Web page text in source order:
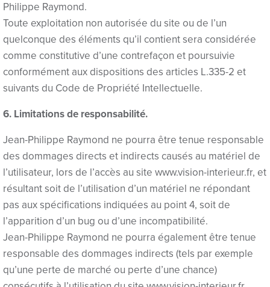
panel
panel
panel
panel
panel
panel
panel
panel
panel
panel
Philippe Raymond.
Toute exploitation non autorisée du site ou de l’un
quelconque des éléments qu’il contient sera considérée
comme constitutive d’une contrefaçon et poursuivie
conformément aux dispositions des articles L.335-2 et
suivants du Code de Propriété Intellectuelle.
6. Limitations de responsabilité.
Jean-Philippe Raymond ne pourra être tenue responsable
des dommages directs et indirects causés au matériel de
l’utilisateur, lors de l’accès au site www.vision-interieur.fr, et
résultant soit de l’utilisation d’un matériel ne répondant
pas aux spécifications indiquées au point 4, soit de
l’apparition d’un bug ou d’une incompatibilité.
Jean-Philippe Raymond ne pourra également être tenue
responsable des dommages indirects (tels par exemple
qu’une perte de marché ou perte d’une chance)